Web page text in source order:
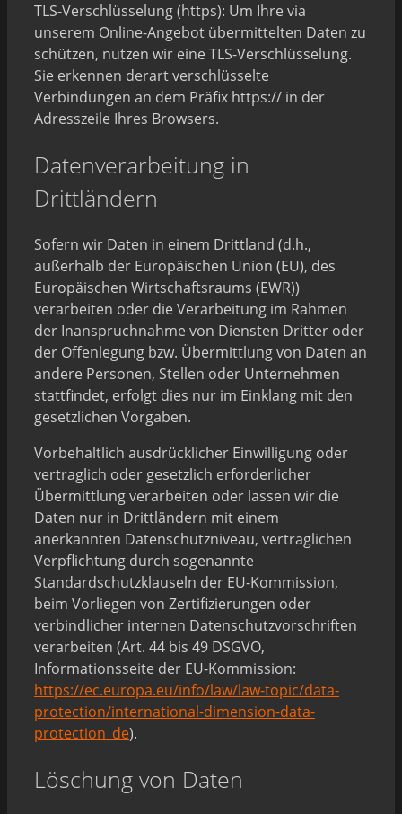
TLS-Verschlüsselung (https): Um Ihre via
unserem Online-Angebot übermittelten Daten zu
schützen, nutzen wir eine TLS-Verschlüsselung.
Sie erkennen derart verschlüsselte
Verbindungen an dem Präfix https:// in der
Adresszeile Ihres Browsers.
Datenverarbeitung in
Drittländern
Sofern wir Daten in einem Drittland (d.h.,
außerhalb der Europäischen Union (EU), des
Europäischen Wirtschaftsraums (EWR))
verarbeiten oder die Verarbeitung im Rahmen
der Inanspruchnahme von Diensten Dritter oder
der Offenlegung bzw. Übermittlung von Daten an
andere Personen, Stellen oder Unternehmen
stattfindet, erfolgt dies nur im Einklang mit den
gesetzlichen Vorgaben.
Vorbehaltlich ausdrücklicher Einwilligung oder
vertraglich oder gesetzlich erforderlicher
Übermittlung verarbeiten oder lassen wir die
Daten nur in Drittländern mit einem
anerkannten Datenschutzniveau, vertraglichen
Verpflichtung durch sogenannte
Standardschutzklauseln der EU-Kommission,
beim Vorliegen von Zertifizierungen oder
verbindlicher internen Datenschutzvorschriften
verarbeiten (Art. 44 bis 49 DSGVO,
Informationsseite der EU-Kommission:
https://ec.europa.eu/info/law/law-topic/data-
protection/international-dimension-data-
protection_de).
Löschung von Daten